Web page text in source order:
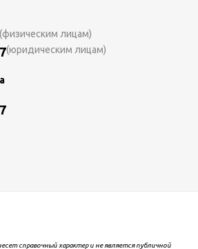
(физическим лицам)
(юридическим лицам)
справочный характер и не является публичной